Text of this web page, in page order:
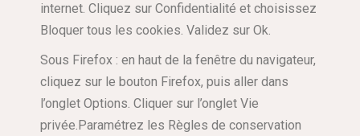
internet. Cliquez sur Confidentialité et choisissez
Bloquer tous les cookies. Validez sur Ok.
Sous Firefox : en haut de la fenêtre du navigateur,
cliquez sur le bouton Firefox, puis aller dans
l’onglet Options. Cliquer sur l’onglet Vie
privée.Paramétrez les Règles de conservation